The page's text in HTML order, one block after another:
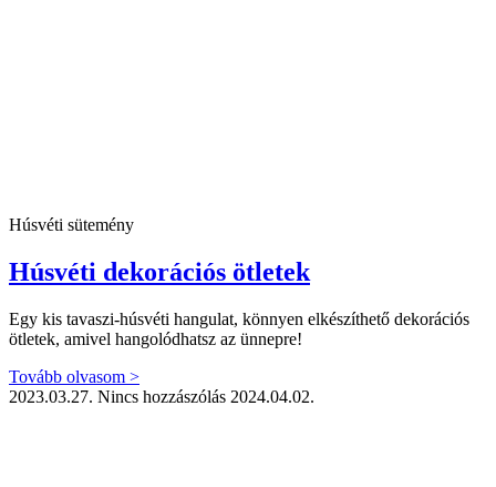
Húsvéti sütemény
Húsvéti dekorációs ötletek
Egy kis tavaszi-húsvéti hangulat, könnyen elkészíthető dekorációs
ötletek, amivel hangolódhatsz az ünnepre!
Tovább olvasom >
2023.03.27. Nincs hozzászólás 2024.04.02.